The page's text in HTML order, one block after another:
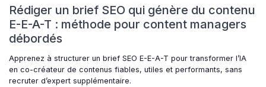
Rédiger un brief SEO qui génère du contenu
E-E-A-T : méthode pour content managers
débordés
Apprenez à structurer un brief SEO E-E-A-T pour transformer l’IA
en co-créateur de contenus fiables, utiles et performants, sans
recruter d’expert supplémentaire.